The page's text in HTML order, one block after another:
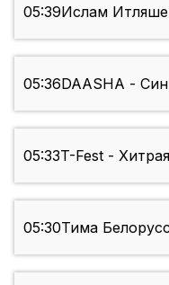
05:39Ислам
05:36DAASHA -
05:33T-Fest - Хитрая
05:30Тима